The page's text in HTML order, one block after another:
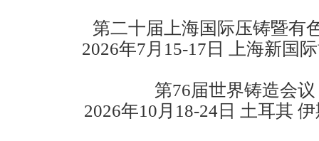
第二十届上海国际压铸暨有
2026年7月15-17日 上海新国
第76届世界铸造会议
2026年10月18-24日 土耳其